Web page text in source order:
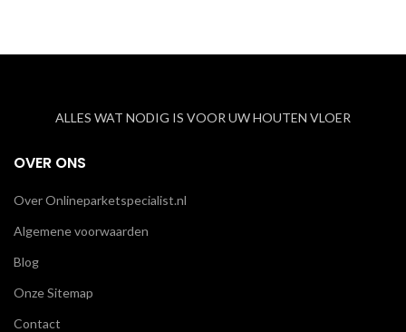
ALLES WAT NODIG IS VOOR UW HOUTEN VLOER
OVER ONS
Over Onlineparketspecialist.nl
Algemene voorwaarden
Blog
Onze Sitemap
Contact